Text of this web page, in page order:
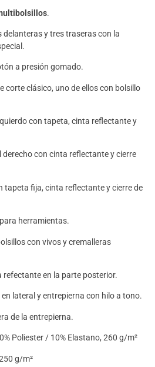
.
delanteras y tres traseras con la
a presión gomado.
corte clásico, uno de ellos con bolsillo
con tapeta, cinta reflectante y
derecho con cinta reflectante y cierre
tapeta fija, cinta reflectante y cierre de
herramientas.
con vivos y cremalleras
refectante en la parte posterior.
en lateral y entrepierna con hilo a tono.
de la entrepierna.
Poliester / 10% Elastano, 260 g/m²
g/m²